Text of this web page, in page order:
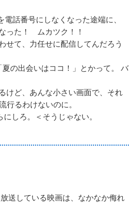
話番号にしなくなった途端に、
った！ ムカツク！！
せて、力任せに配信してんだろう
の出会いはココ！」とかって。 バ
けど、あんな小さい画面で、それ
るわけないのに。
しろ。＜そうじゃない。
送している映画は、なかなか侮れ